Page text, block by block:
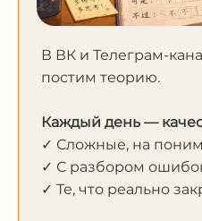
В ВК и Телеграм-
постим теорию.
Каждый день —
✓ Сложные, на
✓ С разбором
✓ Те, что реально